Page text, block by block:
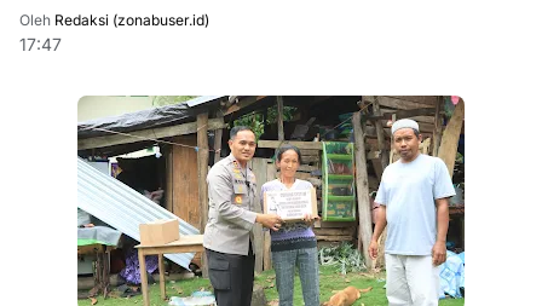
Oleh Redaksi (zonabuser.id)
17:47